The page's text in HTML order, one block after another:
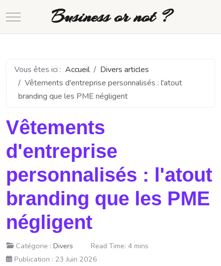
Mobile Menu ToggleBusiness or not ?
Vous êtes ici : Accueil
Divers articles
Vêtements d'entreprise personnalisés : l'atout
branding que les PME négligent
Vêtements
d'entreprise
personnalisés : l'atout
branding que les PME
négligent
Catégorie : Divers
Read Time: 4 mins
Publication : 23 Juin 2026